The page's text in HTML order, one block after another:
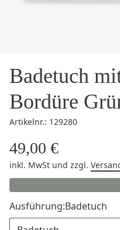
Badetuch
Bordüre
Artikelnr.: 129280
49,00 €
inkl. MwSt und zzgl.
Ausführung:Badetuch